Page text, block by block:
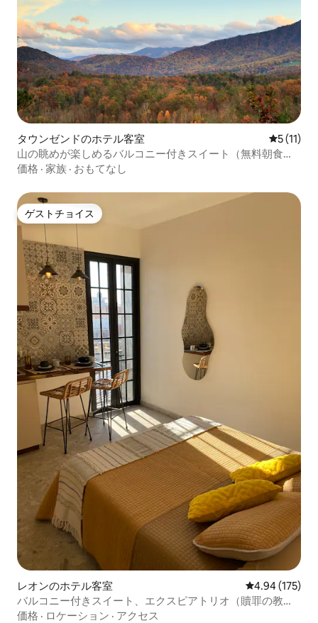
タウンゼンドのホテル客室 レビュー
5 (11)
山の眺めが楽しめるバルコニー付きスイート（無料朝食付
き）
価格 · 家族 · おもてなし
ゲストチョイス
ゲストチョイス
レオンのホテル客室 レビュー175
4.94 (175)
バルコニー付きスイート、エクスピアトリオ（贖罪の教
会）を望むH06
価格 · ロケーション · アクセス